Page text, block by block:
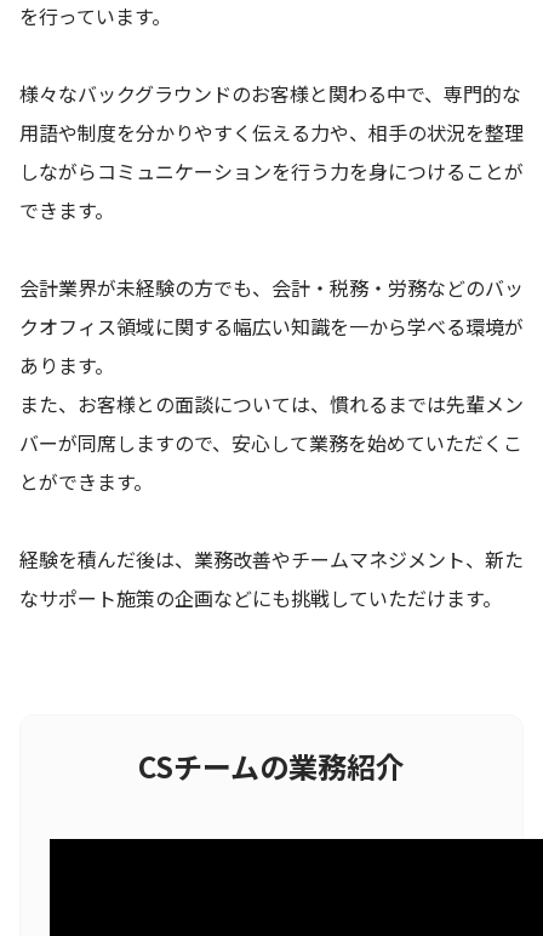
を行っています。
様々なバックグラウンドのお客様と関わる中で、専門的な
用語や制度を分かりやすく伝える力や、相手の状況を整理
しながらコミュニケーションを行う力を身につけることが
できます。
会計業界が未経験の方でも、会計・税務・労務などのバッ
クオフィス領域に関する幅広い知識を一から学べる環境が
あります。
また、お客様との面談については、慣れるまでは先輩メン
バーが同席しますので、安心して業務を始めていただくこ
とができます。
経験を積んだ後は、業務改善やチームマネジメント、新た
なサポート施策の企画などにも挑戦していただけます。
CSチームの業務紹介